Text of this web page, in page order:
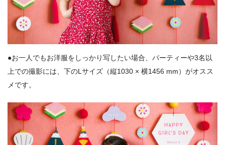
●お一人でもお洋服をしっかり写したい場合、パーティーや3名以
上での撮影には、下のLサイズ（縦1030 × 横1456 mm）がオスス
メです。